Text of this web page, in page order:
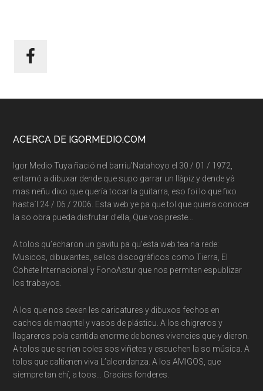
Footer
ACERCA DE IGORMEDIO.COM
Igor Medio Tuya ñació nel barriu’Natahoyo el 30 / 01 / 1972,
entamó a dibuxar dende que supo garrar un llàpiz y dende yà
mas neñu dixo que quería tocar la guitarra, eso foi lo que fixo
hasta`l 24 / 06 / 2006. Esta web ye pa que tol que quiera conocer
la so obra pueda disfrutar d’ella, Que vos preste…
A tolos qu’echaron un gavitu pa qu’esta web tea na rede:
Musicos, dibuxantes, sellos discogràficos como Tierra, El
Cohete Internacional y FonoAstur que nos permiten espublizar
los trabayos.
A los que nos dexen les caricatures y dibuxos fechos en
cachos de maqntel y vasos de plásticu. A los chigreros y
llagareros pola cantida enorme de bones vivencies que-y dieron.
A tolos que se rien coles sos viñetes y escuchen la so música. A
tolos que caltienen viva L’alcordanza. A los AMIGOS, que
siempre tan ehí, a toos… Gracies fonderes.